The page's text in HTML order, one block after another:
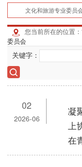
文化和旅游专业委员
您当前所在的位置：
委员会
关键字：
02
2026-06
凝
在